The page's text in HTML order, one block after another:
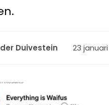
Duivestein 23 januari